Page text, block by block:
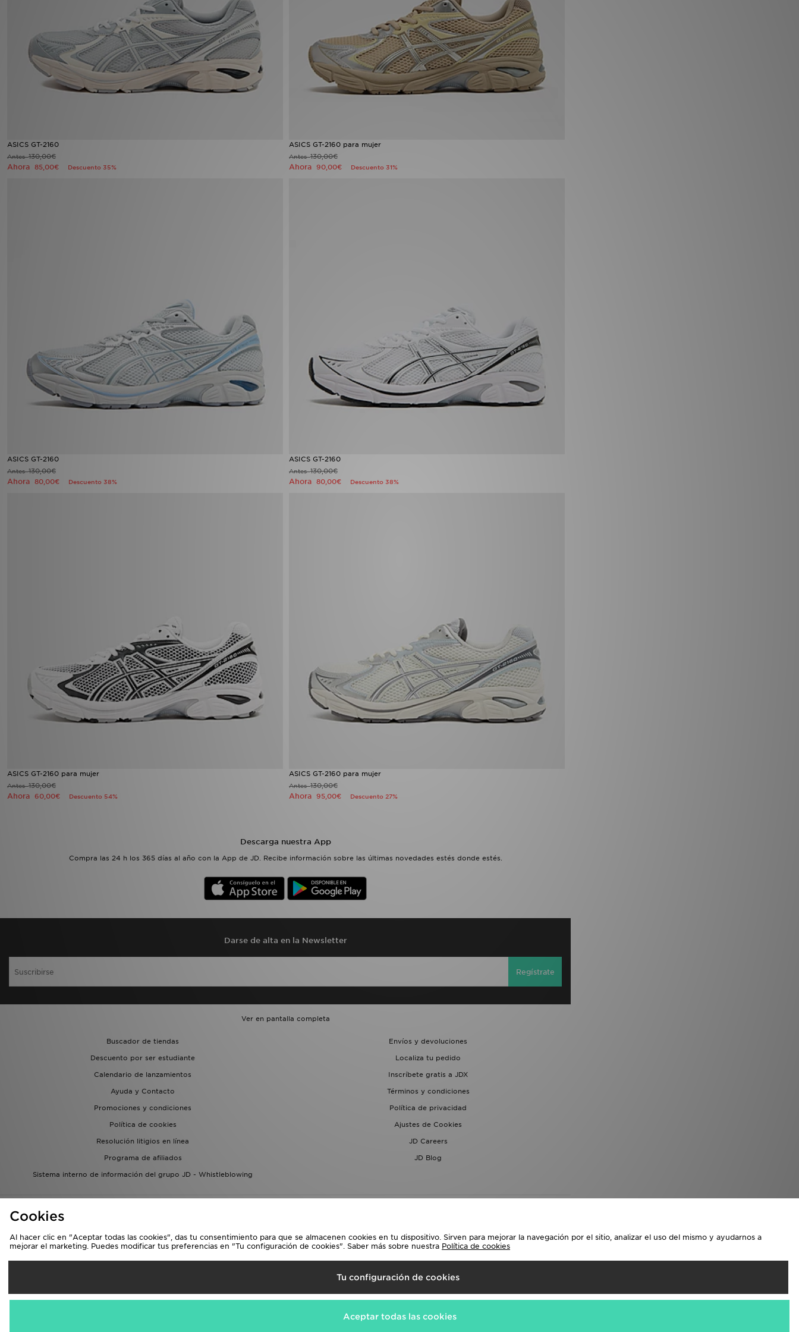
ASICS GT-2160
Antes130,00€
Ahora 85,00€ Descuento 35%
ASICS GT-2160 para mujer
Antes130,00€
Ahora 90,00€ Descuento 31%
ASICS GT-2160
Antes130,00€
Ahora 80,00€ Descuento 38%
ASICS GT-2160
Antes130,00€
Ahora 80,00€ Descuento 38%
ASICS GT-2160 para mujer
Antes130,00€
Ahora 60,00€ Descuento 54%
ASICS GT-2160 para mujer
Antes130,00€
Ahora 95,00€ Descuento 27%
Descarga nuestra App
Compra las 24 h los 365 días al año con la App de JD. Recibe información sobre las últimas novedades estés donde estés.
Darse de alta en la Newsletter
Regístrate
Ver en pantalla completa
Buscador de tiendas
Envíos y devoluciones
Descuento por ser estudiante
Localiza tu pedido
Calendario de lanzamientos
Inscríbete gratis a JDX
Ayuda y Contacto
Términos y condiciones
Promociones y condiciones
Política de privacidad
Política de cookies
Ajustes de Cookies
Resolución litigios en línea
JD Careers
Programa de afiliados
JD Blog
Sistema interno de información del grupo JD - Whistleblowing
Selecciona País
Aceptamos las siguientes formas de pago
Cookies
Al hacer clic en "Aceptar todas las cookies", das tu consentimiento para que se almacenen cookies en tu dispositivo. Sirven para mejorar la navegación por el sitio, analizar el uso del mismo y ayudarnos a
mejorar el marketing. Puedes modificar tus preferencias en "Tu configuración de cookies". Saber más sobre nuestra Política de cookies
Tu configuración de cookies
Aceptar todas las cookies